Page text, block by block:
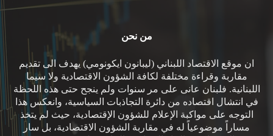
من نحن
ان موقع الاقتصاد اللبناني (ليبانون ايكونومي) يهدف الى تقديم
مقاربة وقراءة مختلفة لكافة الشؤون الاقتصادية ولا سيما
اللبنانية. فلبنان عانى على مر سنوات ولم ينجح حتى هذه اللحظة
في انتشال اقتصاده من دائرة التجاذبات السياسية، وانعكس هذا
التوجه على مواكبة الإعلام للشؤون الإقتصادية، حيث لم يتخذ
مساراً موضوعياً له في مقاربة الشؤون الاقتصادية، بل سار